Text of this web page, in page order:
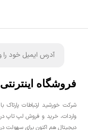
فروشگاه
واردات، خرید و فروش لپ تاپ
دیجیتال هم اکنون برای سهولت در